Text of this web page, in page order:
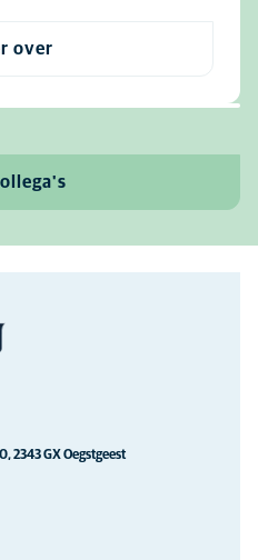
over
2343 GX Oegstgeest